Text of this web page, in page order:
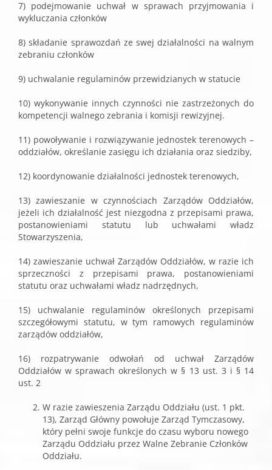
7) podejmowanie uchwał w sprawach przyjmowania i
wykluczania członków
8) składanie sprawozdań ze swej działalności na walnym
zebraniu członków
9) uchwalanie regulaminów przewidzianych w statucie
10) wykonywanie innych czynności nie zastrzeżonych do
kompetencji walnego zebrania i komisji rewizyjnej.
11) powoływanie i rozwiązywanie jednostek terenowych –
oddziałów, określanie zasięgu ich działania oraz siedziby,
12) koordynowanie działalności jednostek terenowych,
13) zawieszanie w czynnościach Zarządów Oddziałów,
jeżeli ich działalność jest niezgodna z przepisami prawa,
postanowieniami statutu lub uchwałami władz
Stowarzyszenia,
14) zawieszanie uchwał Zarządów Oddziałów, w razie ich
sprzeczności z przepisami prawa, postanowieniami
statutu oraz uchwałami władz nadrzędnych,
15) uchwalanie regulaminów określonych przepisami
szczegółowymi statutu, w tym ramowych regulaminów
zarządów oddziałów,
16) rozpatrywanie odwołań od uchwał Zarządów
Oddziałów w sprawach określonych w § 13 ust. 3 i § 14
ust. 2
W razie zawieszenia Zarządu Oddziału (ust. 1 pkt.
13), Zarząd Główny powołuje Zarząd Tymczasowy,
który pełni swoje funkcje do czasu wyboru nowego
Zarządu Oddziału przez Walne Zebranie Członków
Oddziału.